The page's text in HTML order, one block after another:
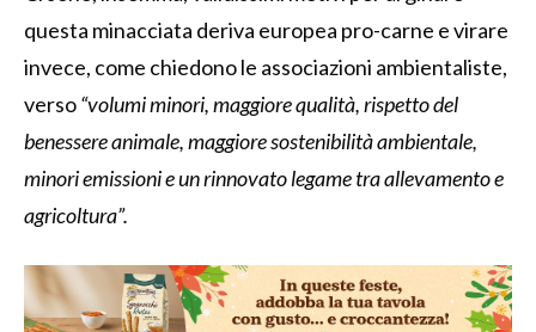
questa minacciata deriva europea pro-carne e virare
invece, come chiedono le associazioni ambientaliste,
verso“volumi minori, maggiore qualità, rispetto del
benessere animale, maggiore sostenibilità ambientale,
minori emissioni e un rinnovato legame tra allevamento e
agricoltura”.